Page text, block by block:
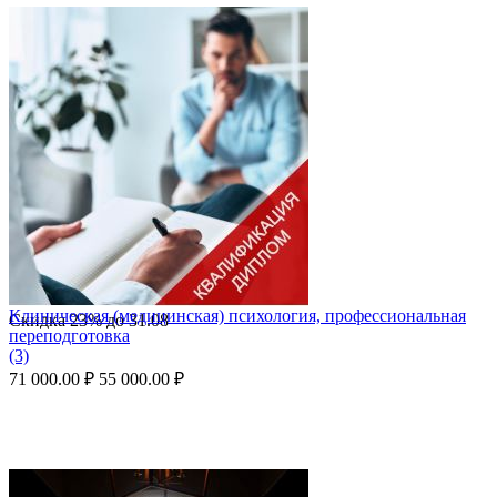
Скидка23%до31.08
Клиническая (медицинская) психология, профессиональная
переподготовка
(3)
71 000.00 ₽ 55 000.00 ₽